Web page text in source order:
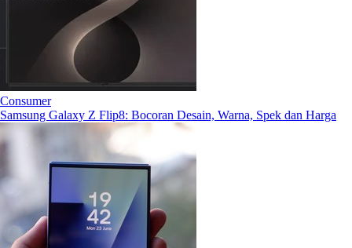
Consumer
Samsung Galaxy Z Flip8: Bocoran Desain, Warna, Spek dan Harga